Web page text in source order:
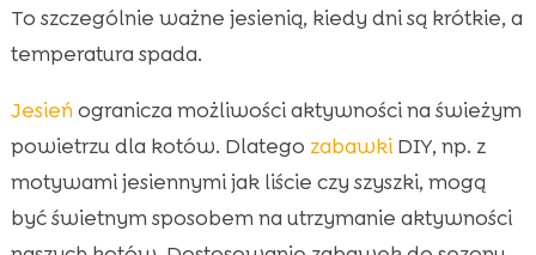
To szczególnie ważne jesienią, kiedy dni są krótkie, a
temperatura spada.
Jesień ogranicza możliwości aktywności na świeżym
powietrzu dla kotów. Dlatego zabawkiDIY, np. z
motywami jesiennymi jak liście czy szyszki, mogą
być świetnym sposobem na utrzymanie aktywności